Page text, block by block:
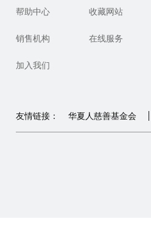
帮助中心
销售机构
加入我们
收藏网站
在线服务
友情链接： 华夏人慈善基金会